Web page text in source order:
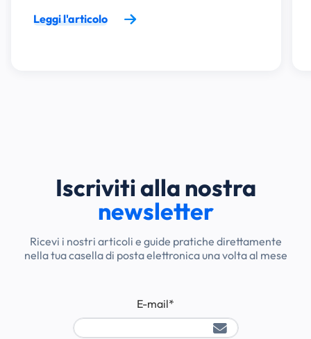
Leggi l'articolo
Iscriviti alla nostra
newsletter
Ricevi i nostri articoli e guide pratiche direttamente
nella tua casella di posta elettronica una volta al mese
E-mail*